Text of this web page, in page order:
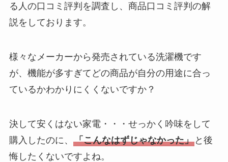
る人の口コミ評判を調査し、商品口コミ評判の解
説をしております。
様々なメーカーから発売されている洗濯機です
が、機能が多すぎてどの商品が自分の用途に合っ
ているかわかりにくくないですか？
決して安くはない家電・・・せっかく吟味をして
購入したのに、 「こんなはずじゃなかった」と後
悔したくないですよね。